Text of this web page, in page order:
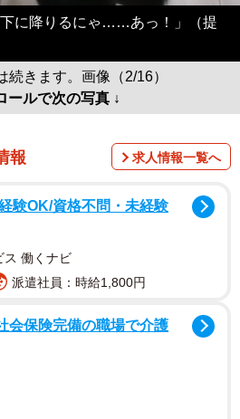
下に降りるにゃ……あっ！」（提
続きます。画像（2/16）
ールで次の写真 ↓
報 求人情報一覧へ
験OK/資格不問・未経験
ス 働くナビ
派遣社員：時給1,800円
会保険完備の職場で介護